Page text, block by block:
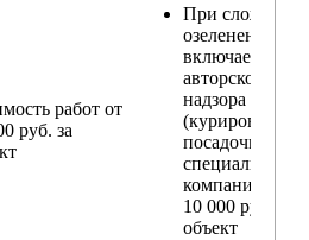
работ от
руб. за
При сложном
озеленении
включаем
авторского
надзора
(курирование
посадочных
специалистом
компании) —
10 000 руб. за
объект